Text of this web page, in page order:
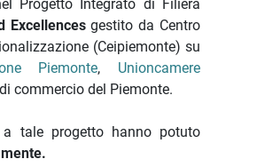
Progetto Integrato di Filiera
Excellencesgestito da Centro
(Ceipiemonte) su
Piemonte, Unioncamere
commercio del Piemonte.
tale progetto hanno potuto